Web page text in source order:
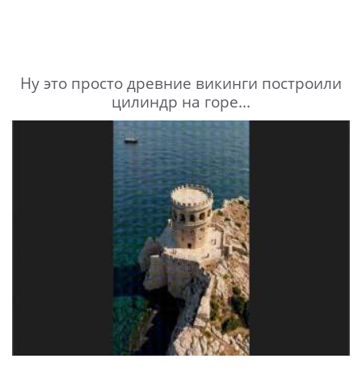
Ну это просто древние викинги построили
цилиндр на горе...